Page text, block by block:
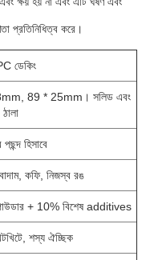
প্রতিনিধিত্ব করে।
ডেকিং
89 * 25mm। সলিড এবং
ঠালা
হিসাবে
কফি, নিজস্ব রঙ
+ 10% বিশেষ additives
শস্য ঐচ্ছিক